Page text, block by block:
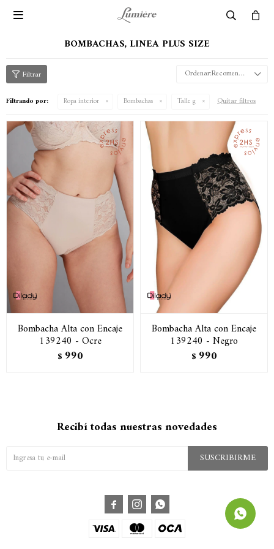

BOMBACHAS, LINEA PLUS SIZE
Recomendados
Filtrando por: Ropa interior Bombachas Talle g Quitar filtros
Bombacha Alta con Encaje
139240 - Ocre
$ 990
Bombacha Alta con Encaje
139240 - Negro
$ 990
Recibí todas nuestras novedades
SUSCRIBIRME
  